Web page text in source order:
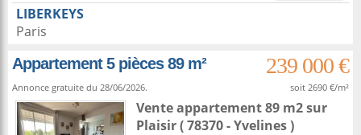
LIBERKEYS
Paris
Appartement 5 pièces 89 m²
239 000 €
Annonce gratuite du 28/06/2026. soit 2690 €/m²
Vente appartement 89 m2sur
Plaisir( 78370 - Yvelines )